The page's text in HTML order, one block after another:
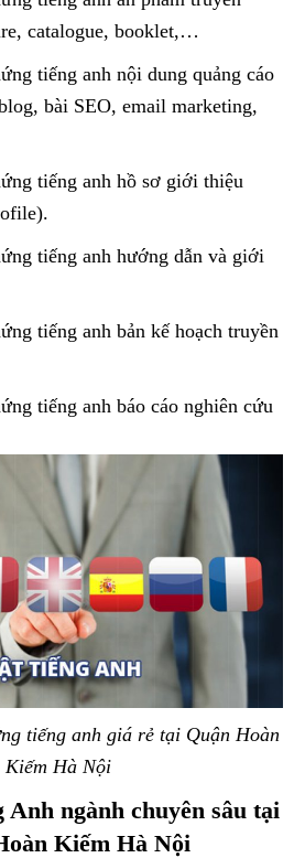
catalogue, booklet,…
tiếng anh nội dung quảng cáo
bài SEO, email marketing,
tiếng anh hồ sơ giới thiệu
tiếng anh hướng dẫn và giới
tiếng anh bản kế hoạch truyền
tiếng anh báo cáo nghiên cứu
tiếng anh giá rẻ tại Quận Hoàn
Kiếm Hà Nội
ngành chuyên sâu tại
Kiếm Hà Nội